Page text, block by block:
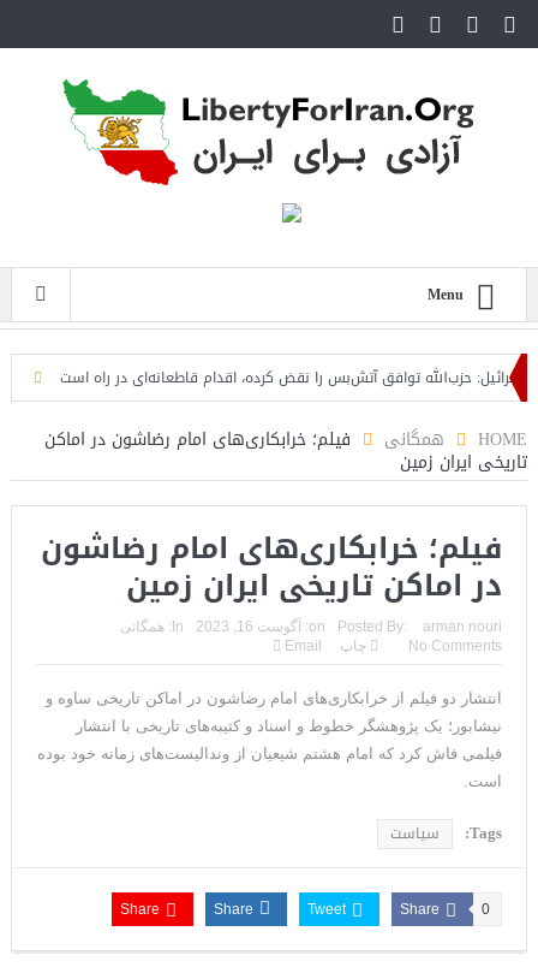
Menu
حزب‌الله توافق آتش‌بس را نقض کرده، اقدام قاطعانه‌ای در راه است حمله
HOME همگانی فیلم؛ خرابکاری‌های امام رضاشون در اماکن
تاریخی ایران زمین
فیلم؛ خرابکاری‌های امام رضاشون
در اماکن تاریخی ایران زمین
Posted By: arman nouri
on: آگوست 16, 2023 In: همگانی
No Comments
چاپ Email
انتشار دو فیلم از خرابکاری‌های امام رضاشون در اماکن تاریخی ساوه و
نیشابور؛ یک پژوهشگر خطوط و اسناد و کتیبه‌‌های تاریخی با انتشار
فیلمی فاش کرد که امام هشتم شیعیان از وندالیست‌های زمانه خود بوده
است.
Tags: سیاست
Share 0
Tweet
Share
Share